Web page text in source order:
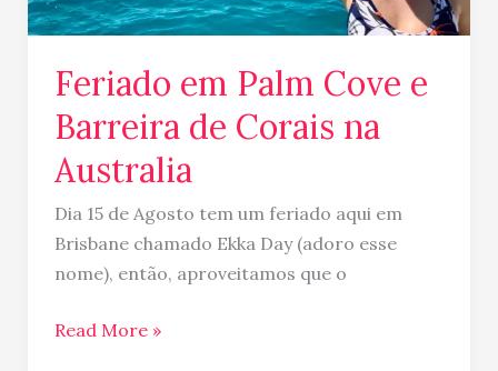
Feriado em Palm Cove e
Barreira de Corais na
Australia
Dia 15 de Agosto tem um feriado aqui em
Brisbane chamado Ekka Day (adoro esse
nome), então, aproveitamos que o
Read More »